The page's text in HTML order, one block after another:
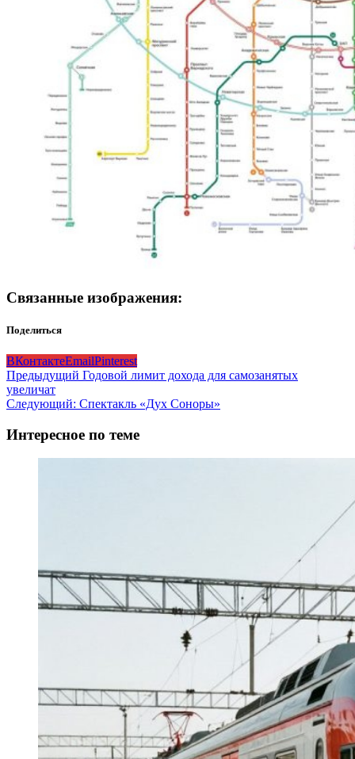
Связанные изображения:
Поделиться
ВКонтактеEmailPinterest
Навигация
записи
Предыдущий Годовой лимит дохода для самозанятых
увеличат
Следующий: Спектакль «Дух Соноры»
Интересное по теме